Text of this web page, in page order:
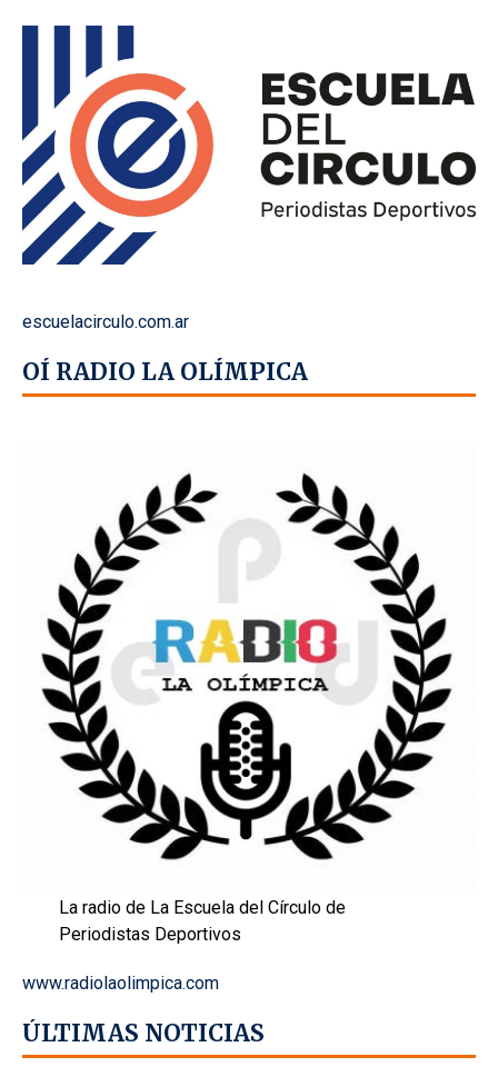
escuelacirculo.com.ar
OÍ RADIO LA OLÍMPICA
La radio de La Escuela del Círculo de
Periodistas Deportivos
www.radiolaolimpica.com
ÚLTIMAS NOTICIAS